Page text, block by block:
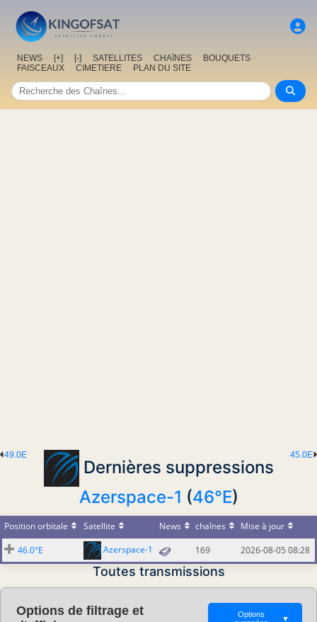
NEWS [+] [-] SATELLITES CHAîNES
BOUQUETS
FAISCEAUX
CIMETIERE PLAN DU SITE
45.0E
49.0E
Dernières suppressions
Azerspace-1 (46°E)
Position orbitale Satellite News chaînes
Mise à jour
46.0°E
Azerspace-1 169 2026-08-05 08:28
Toutes transmissions
Options de filtrage et
Options
▼